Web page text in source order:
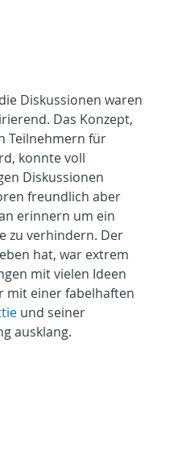
Diskussionen waren
Das Konzept,
Teilnehmern für
konnte voll
Diskussionen
freundlich aber
erinnern um ein
zu verhindern. Der
hat, war extrem
mit vielen Ideen
mit einer fabelhaften
und seiner
ausklang.